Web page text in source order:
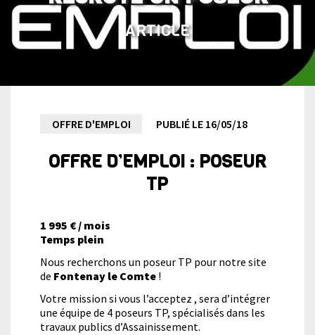
ARTICLE
Assainissement
Bodin
un
Poseur
OFFRE D'EMPLOI PUBLIÉ LE 16/05/18
OFFRE D’EMPLOI : POSEUR
TP
1 995 € / mois
Temps plein
Nous recherchons un poseur TP pour notre site
de Fontenay le Comte!
Votre mission si vous l’acceptez , sera d’intégrer
une équipe de 4 poseurs TP, spécialisés dans les
travaux publics d’Assainissement.